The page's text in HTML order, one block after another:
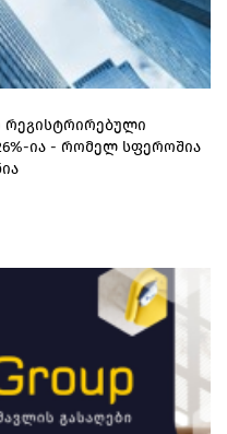
რეგისტრირებული
ია - რომელ სფეროშია